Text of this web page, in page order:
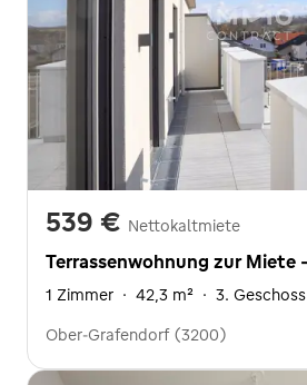
539 € Nettokaltmiete
Terrassenwohnung zur Miete
1 Zimmer · 42,3 m² · 3. Geschoss
Ober-Grafendorf (3200)